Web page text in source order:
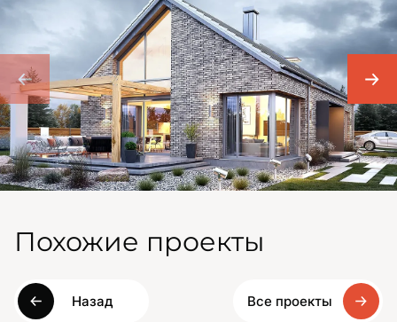
Похожие проекты
Назад Все проекты